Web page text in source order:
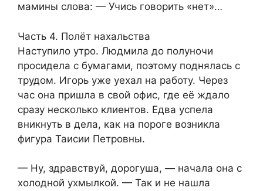
мамины слова: — Учись говорить «нет»…
Часть 4. Полёт нахальства
Наступило утро. Людмила до полуночи
просидела с бумагами, поэтому поднялась с
трудом. Игорь уже уехал на работу. Через
час она пришла в свой офис, где её ждало
сразу несколько клиентов. Едва успела
вникнуть в дела, как на пороге возникла
фигура Таисии Петровны.
— Ну, здравствуй, дорогуша, — начала она с
холодной ухмылкой. — Так и не нашла